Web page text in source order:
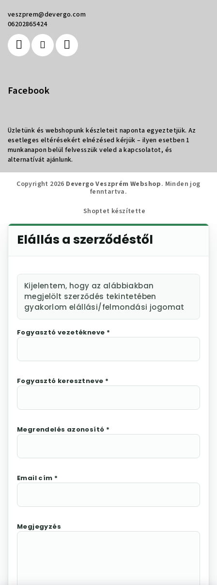
veszprem@devergo.com
06202865424
Facebook
Üzletünk és webshopunk készleteit naponta egyeztetjük. Az
esetleges eltérésekért elnézésed kérjük – ilyen esetben 1
munkanapon belül felvesszük veled a kapcsolatot, és
alternatívát ajánlunk.
Copyright 2026 Devergo Veszprém Webshop. Minden jog
fenntartva.
Shoptet készítette
Elállás a szerződéstől
Kijelentem, hogy az alábbiakban
megjelölt szerződés tekintetében
gyakorlom elállási/felmondási jogomat
Fogyasztó vezetékneve *
Fogyasztó keresztneve *
Megrendelés azonosító *
Email cím *
Megjegyzés